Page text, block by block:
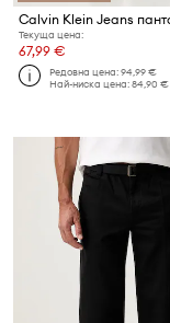
Текуща цена:
67,99 €
Редовна цена:94,99 €
Най-ниска цена:84,90 €